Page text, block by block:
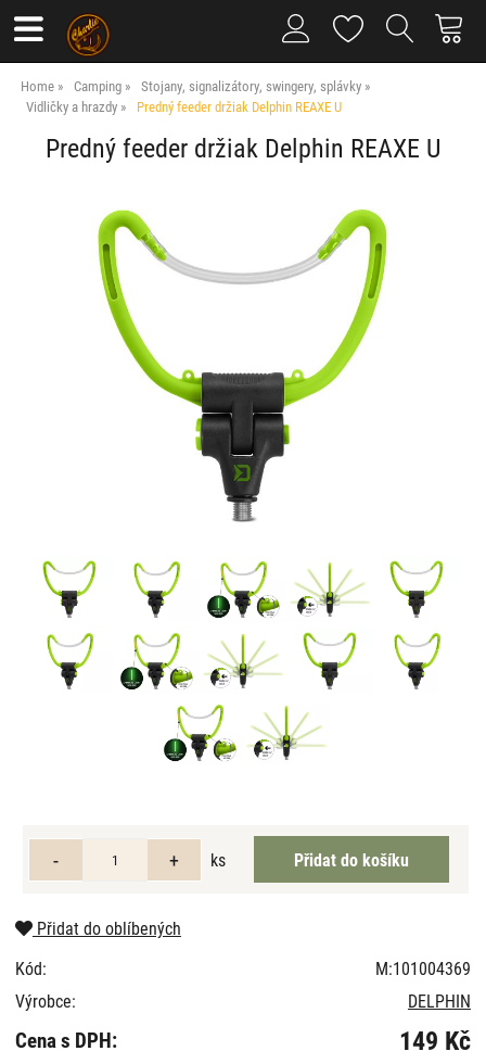
Home Camping
Stojany, signalizátory, swingery, splávky
Vidličky a hrazdy
Predný feeder držiak Delphin REAXE U
Predný feeder držiak Delphin REAXE U
ks
Přidat do oblíbených
Kód:
M:101004369
Výrobce:
DELPHIN
Cena s DPH: 149 Kč